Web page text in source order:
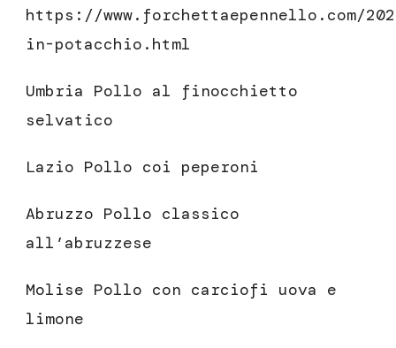
https://www.forchettaepennello.com/
in-potacchio.html
Umbria Pollo al finocchietto
selvatico
Lazio Pollo coi peperoni
Abruzzo Pollo classico
all’abruzzese
Molise Pollo con carciofi uova e
limone